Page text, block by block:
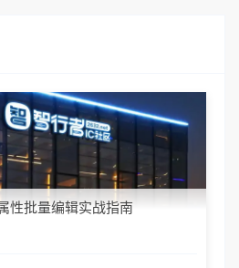
性批量编辑实战指南